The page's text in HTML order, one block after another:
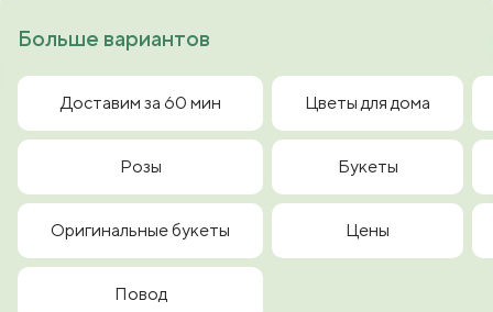
Больше вариантов
Доставим за 60 мин Цветы для дома
Розы Букеты
Оригинальные букеты Цены
Повод